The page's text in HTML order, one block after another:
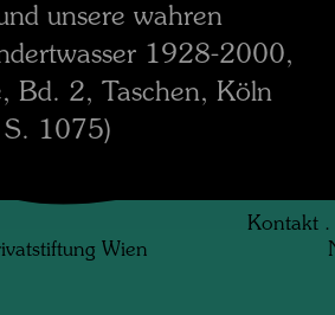
unsere wahren
1928-2000,
Bd. 2, Taschen, Köln
1075)
Wien
Kontakt .